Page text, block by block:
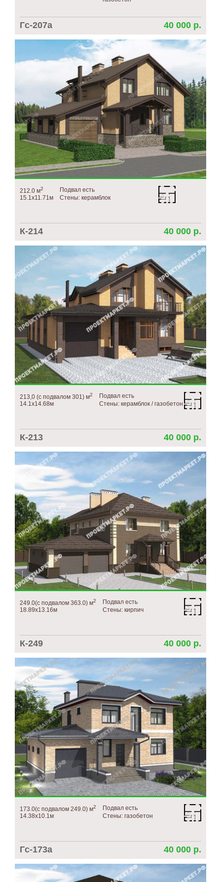
Гс-207а 40 000 р.
212.0 м2
15.1х11.71м
Подвал есть
Стены: керамблок
К-214 40 000 р.
213,0 (с подвалом 301) м2
14.1х14.68м
Подвал есть
Стены: керамблок / газобетон
К-213 40 000 р.
249.0(с подвалом 363.0) м2
18.89х13.16м
Подвал есть
Стены: кирпич
К-249 40 000 р.
173.0(с подвалом 249.0) м2
14.38х10.1м
Подвал есть
Стены: газобетон
Гс-173а 40 000 р.